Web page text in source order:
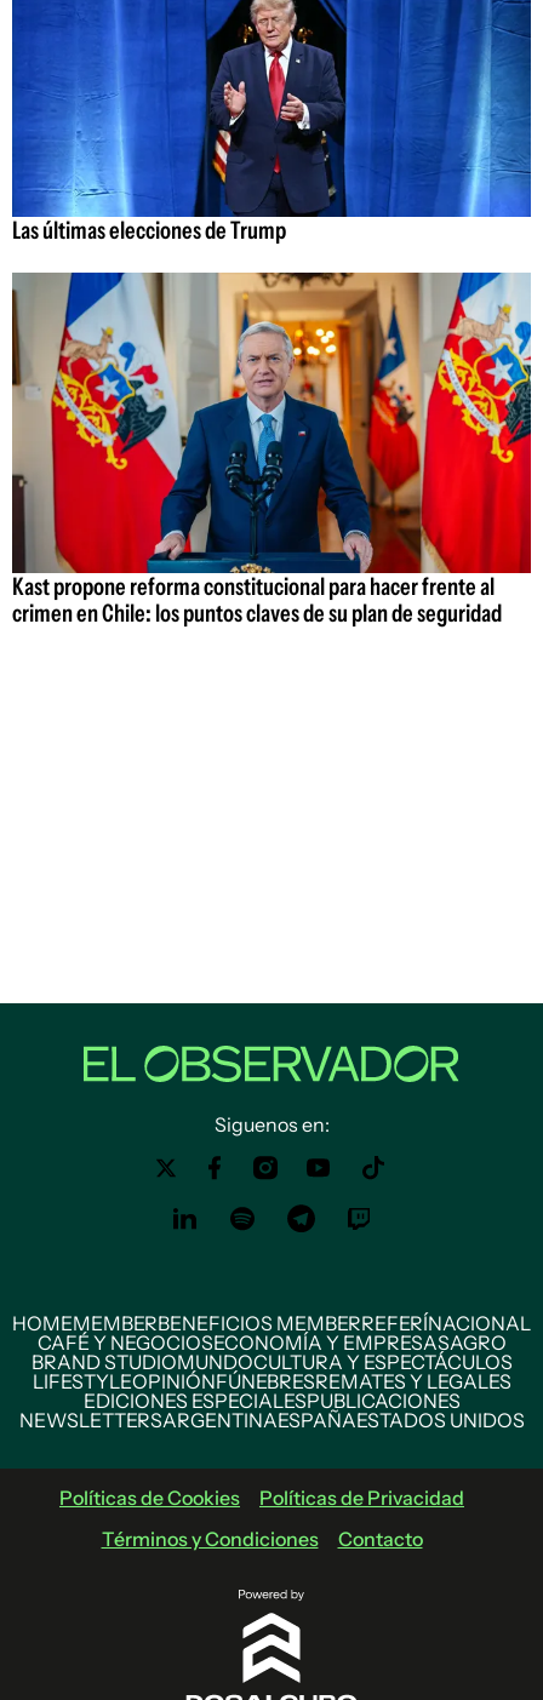
Las últimas elecciones de Trump
Kast propone reforma constitucional para hacer frente al
crimen en Chile: los puntos claves de su plan de seguridad
Siguenos en:
HOMEMEMBERBENEFICIOS MEMBERREFERÍNACIONAL
CAFÉ Y NEGOCIOSECONOMÍA Y EMPRESASAGRO
BRAND STUDIOMUNDOCULTURA Y ESPECTÁCULOS
LIFESTYLEOPINIÓNFÚNEBRESREMATES Y LEGALES
EDICIONES ESPECIALESPUBLICACIONES
NEWSLETTERSARGENTINAESPAÑAESTADOS UNIDOS
Políticas de Cookies
Políticas de Privacidad
Términos y Condiciones
Contacto